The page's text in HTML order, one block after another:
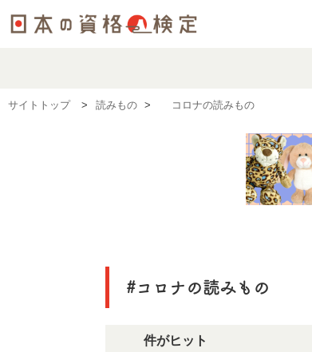
サイトトップ 読みもの #コロナの読みもの
#コロナの読みもの
10件がヒット